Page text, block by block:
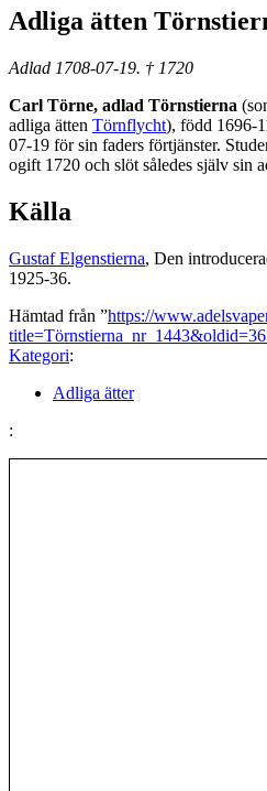
Adliga ätten
Adlad 1708-07-19. † 1720
Carl Törne, adlad Törnstierna
adliga ätten Törnflycht), född 1696-
07-19 för sin faders förtjänster.
ogift 1720 och slöt således själv sin
Källa
Gustaf Elgenstierna, Den
1925-36.
Hämtad från ”https://
Kategori:
Adliga ätter
: